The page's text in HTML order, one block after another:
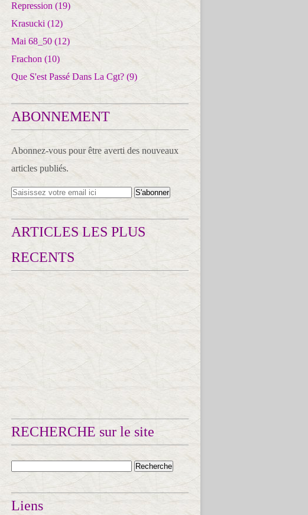
Repression (19)
Krasucki (12)
Mai 68_50 (12)
Frachon (10)
Que S'est Passé Dans La Cgt? (9)
ABONNEMENT
Abonnez-vous pour être averti des nouveaux
articles publiés.
ARTICLES LES PLUS
RECENTS
RECHERCHE sur le site
Liens